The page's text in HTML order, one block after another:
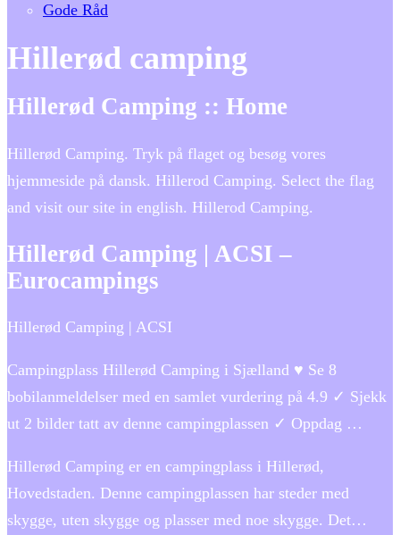
Gode Råd
Hillerød camping
Hillerød Camping :: Home
Hillerød Camping. Tryk på flaget og besøg vores
hjemmeside på dansk. Hillerod Camping. Select the flag
and visit our site in english. Hillerod Camping.
Hillerød Camping | ACSI –
Eurocampings
Hillerød Camping | ACSI
Campingplass Hillerød Camping i Sjælland ♥ Se 8
bobilanmeldelser med en samlet vurdering på 4.9 ✓ Sjekk
ut 2 bilder tatt av denne campingplassen ✓ Oppdag …
Hillerød Camping er en campingplass i Hillerød,
Hovedstaden. Denne campingplassen har steder med
skygge, uten skygge og plasser med noe skygge. Det…